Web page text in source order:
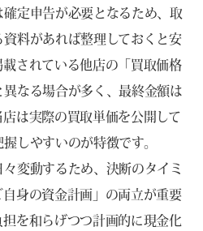
定申告が必要となるため、取
料があれば整理しておくと安
されている他店の「買取価格
なる場合が多く、最終金額は
は実際の買取単価を公開して
しやすいのが特徴です。
変動するため、決断のタイミ
身の資金計画」の両立が重要
を和らげつつ計画的に現金化